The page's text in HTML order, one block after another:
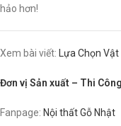
hảo hơn!
Xem bài viết: Lựa Chọn
Đơn vị Sản xuất – Thi
Fanpage: Nội thất Gỗ Nhật